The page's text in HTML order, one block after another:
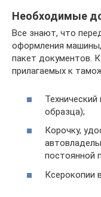
Необходимые
Все знают, что
оформления
пакет документов.
прилагаемых к
образца);
Корочку,
постоянной
Ксерокопии